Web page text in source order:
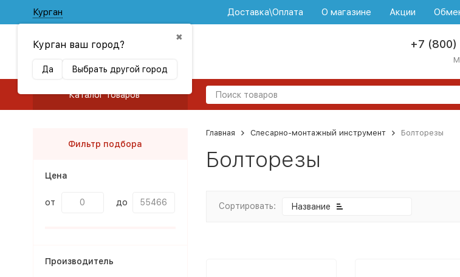
Курган
✖
Курган ваш город?
Да Выбрать другой город
Доставка\Оплата О магазине Акции
+7
Каталог товаров
Главная Слесарно-монтажный инструмент Болторезы
Болторезы
Сортировать: Название
Фильтр подбора
Цена
от до
Производитель